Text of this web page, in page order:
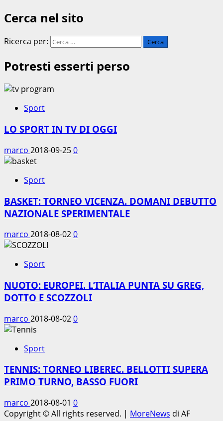
Cerca nel sito
Ricerca per:
Potresti esserti perso
Sport
LO SPORT IN TV DI OGGI
marco 2018-09-250
Sport
BASKET: TORNEO VICENZA. DOMANI DEBUTTO
NAZIONALE SPERIMENTALE
marco 2018-08-020
Sport
NUOTO: EUROPEI. L’ITALIA PUNTA SU GREG,
DOTTO E SCOZZOLI
marco 2018-08-020
Sport
TENNIS: TORNEO LIBEREC. BELLOTTI SUPERA
PRIMO TURNO, BASSO FUORI
marco 2018-08-01 0
Copyright © All rights reserved. | MoreNews di AF